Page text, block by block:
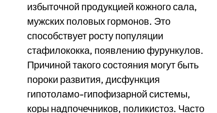
избыточной продукцией кожного сала,
мужских половых гормонов. Это
способствует росту популяции
стафилококка, появлению фурункулов.
Причиной такого состояния могут быть
пороки развития, дисфункция
гипотоламо-гипофизарной системы,
коры надпочечников, поликистоз. Часто